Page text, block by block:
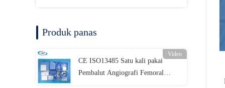
Produk panas
Video
CE ISO13485 Satu kali pakai
Pembalut Angiografi Femoral